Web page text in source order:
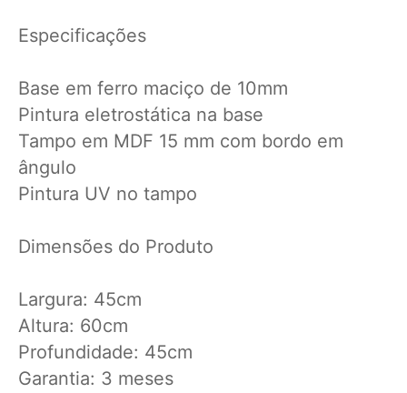
Especificações
Base em ferro maciço de 10mm
Pintura eletrostática na base
Tampo em MDF 15 mm com bordo em
ângulo
Pintura UV no tampo
Dimensões do Produto
Largura: 45cm
Altura: 60cm
Profundidade: 45cm
Garantia: 3 meses